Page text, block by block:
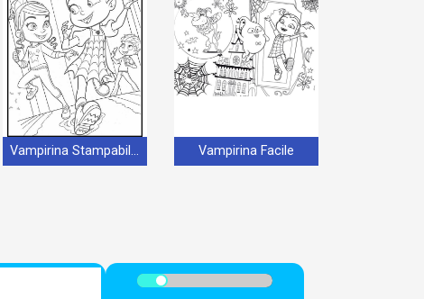
Vampirina Stampabile per Piccoli Vampirina Facile